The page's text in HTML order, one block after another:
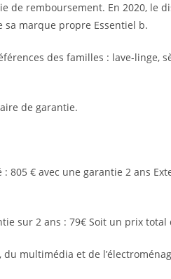
de remboursement. En 2020, le
sa marque propre Essentiel b.
des familles : lave-linge,
de garantie.
805 € avec une garantie 2 ans
sur 2 ans : 79€ Soit un prix total
multimédia et de